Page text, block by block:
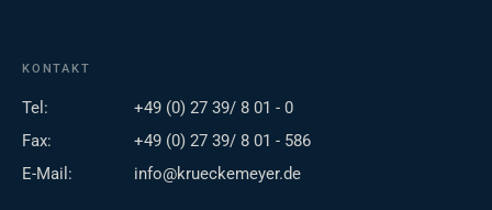
KONTAKT
Tel:
+49 (0) 27 39/ 8 01 - 0
Fax:
+49 (0) 27 39/ 8 01 - 586
E-Mail:
info@krueckemeyer.de